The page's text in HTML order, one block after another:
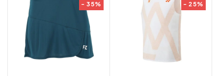
- 35% - 25%